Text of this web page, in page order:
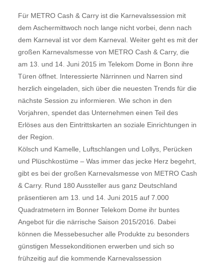
Für METRO Cash & Carry ist die Karnevalssession mit
dem Aschermittwoch noch lange nicht vorbei, denn nach
dem Karneval ist vor dem Karneval. Weiter geht es mit der
großen Karnevalsmesse von METRO Cash & Carry, die
am 13. und 14. Juni 2015 im Telekom Dome in Bonn ihre
Türen öffnet. Interessierte Närrinnen und Narren sind
herzlich eingeladen, sich über die neuesten Trends für die
nächste Session zu informieren. Wie schon in den
Vorjahren, spendet das Unternehmen einen Teil des
Erlöses aus den Eintrittskarten an soziale Einrichtungen in
der Region.
Kölsch und Kamelle, Luftschlangen und Lollys, Perücken
und Plüschkostüme – Was immer das jecke Herz begehrt,
gibt es bei der großen Karnevalsmesse von METRO Cash
& Carry. Rund 180 Aussteller aus ganz Deutschland
präsentieren am 13. und 14. Juni 2015 auf 7.000
Quadratmetern im Bonner Telekom Dome ihr buntes
Angebot für die närrische Saison 2015/2016. Dabei
können die Messebesucher alle Produkte zu besonders
günstigen Messekonditionen erwerben und sich so
frühzeitig auf die kommende Karnevalssession